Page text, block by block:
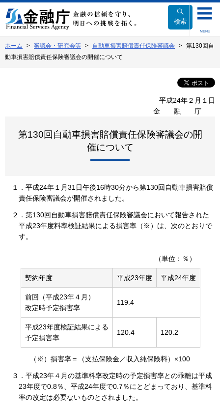
文
へ
動
検索
MENU
ホーム 審議会・研究会等 自動車損害賠償責任保険審議会
第130回自
動車損害賠償責任保険審議会の開催について
平成24年２月１日
金融庁
第130回自動車損害賠償責任保険審議会の開
催について
１．平成24年１月31日午後16時30分から第130回自動車損害賠償
責任保険審議会が開催されました。
２．第130回自動車損害賠償責任保険審議会において報告された
平成23年度料率検証結果による損害率（※）は、次のとおりで
す。
（単位：％）
契約年度 平成23年度 平成24年度
前回（平成23年４月）
改定時予定損害率
119.4
平成23年度検証結果による
予定損害率
120.4 120.2
（※）損害率＝（支払保険金／収入純保険料）×100
３．平成23年４月の基準料率改定時の予定損害率との乖離は平成
23年度で0.8％、平成24年度で0.7％にとどまっており、基準料
率の改定は必要ないものとされました。